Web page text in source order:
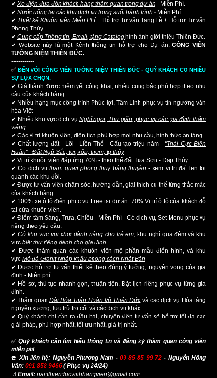
✔ Xe điện đưa đón khách hàng thăm quan trong dự án - Miễn Phí.
✔ Nước uống tại các khu dịch vụ trong suốt hành trình - Miễn Phí.
✔ Thiết kế Khuôn viên Miễn Phí+ Hỗ trợ Tư vấn Tang Lễ + Hỗ trợ Tư vấn
Phong Thủy.
✔ Cung cấp Thông tin, Email, tặng Catalog hình ảnh giới thiệu Thiên Đức.
✔ Website này là một Kênh thông tin hỗ trợ cho Dự án:CÔNG VIÊN
TƯỞNG NIỆM THIÊN ĐỨC.
------------
✅ ĐẾN VỚI CÔNG VIÊN TƯỞNG NIỆM THIÊN ĐỨC - QUÝ KHÁCH CÓ NHIỀU
SỰ LỰA CHỌN.
✔ Giá thành được niêm yết công khai, nhiều cung bậc phù hợp theo nhu
cầu của khách hàng
✔ Nhiều hạng mục công trình Phúc lợi, Tâm Linh phục vụ tín ngưỡng văn
hóa Việt
✔ Nhiều khu vực dịch vụ Nghỉ ngơi, Thư giãn, phục vụ các gia đình thăm
viếng
✔ Các vị trí khuôn viên, diện tích phù hợp mọi nhu cầu, hình thức an táng
✔ Chất lượng đất - Lõi - Liền Thổ - Cấu tạo triệu năm - "Thái Cực Biên
Huân" - Đất Ngũ Sắc, tơi, xốp, thơm, tụ thủy
✔ Vị trí khuôn viên đáp ứng 70% - theo thế đất Tựa Sơn - Đạp Thủy
✔ Có dịch vụ thăm quan phong thủy bằng thuyền - xem vị trí đất len lỏi
quanh các khu đồi.
✔ Được tư vấn viên chăm sóc, hướng dẫn, giải thích cụ thể từng thắc mắc
của khách hàng.
✔ 100% xe ô tô điện phục vụ Free tại dự án. 70% Vị trí ô tô của khách đỗ
tại cửa khuôn viên.
✔ Điểm tâm Sáng, Trưa, Chiều - Miễn Phí - Có dịch vụ, Set Menu phục vụ
riêng theo yêu cầu.
✔Có khu vực vui chơi dành riêng cho trẻ em, khu nghỉ qua đêm và khu
vực biệt thự riêng dành cho gia đình
✔ Được thăm quan các khuôn viên mộ phần mẫu điển hình, và khu
vực Mộ đá Granit Nhập khẩu phong cách Nhật Bản
✔ Được hỗ trợ tư vấn thiết kế theo đúng ý tưởng, nguyện vọng của gia
đình - Miễn phí
✔ Hồ sơ, thủ tục nhanh gọn, thuận tiện. Đặt lịch riêng phục vụ từng gia
đình.
✔ Thăm quan Đài Hóa Thân Hoàn Vũ Thiên Đức và các dịch vụ Hỏa táng
nguyên xương, lưu trữ tro cốt và các dịch vụ khác.
✔ Quý khách chỉ cần ra đầu bài, chuyên viên tư vấn sẽ hỗ trợ tối đa các
giải pháp, phù hợp nhất, tối ưu nhất, giá trị nhất.
-----------
✅Quý khách cần tìm hiểu thông tin và đăng ký thăm quan công viên
miễn phí
☎️ Xin liên hệ: Nguyễn Phương Nam - 09 85 85 99 72- Nguyễn Hồng
Vân: 091 858 9466 ( Phục vụ 24/24)
☑ Email: namthienducvinhhangvien@gmail.com